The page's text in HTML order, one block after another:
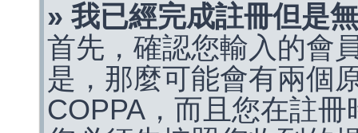
» 我已經完成註冊但是
首先，確認您輸入的會
是，那麼可能會有兩個
COPPA，而且您在註